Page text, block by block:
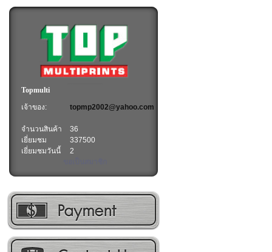
Topmulti
เจ้าของ:
topmp2002@yahoo.com
จำนวนสินค้า
36
เยี่ยมชม
337500
เยี่ยมชมวันนี้
2